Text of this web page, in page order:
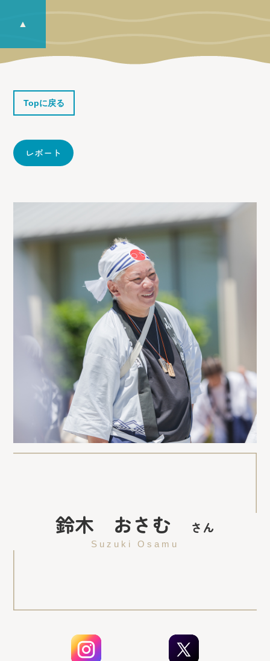
▲
Topに戻る
レポート
鈴木 おさむ さん
Suzuki Osamu